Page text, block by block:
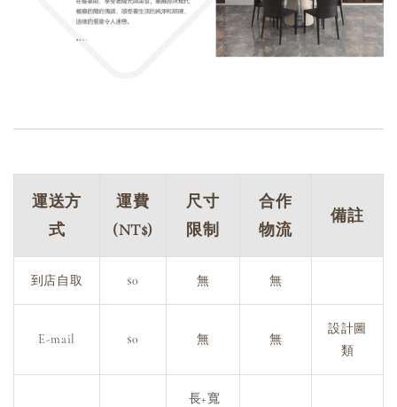
運送方
式
運費
(NT$)
尺寸
限制
合作
物流
備註
到店自取 $0 無 無
E-mail $0 無 無
設計圖
類
長+寬